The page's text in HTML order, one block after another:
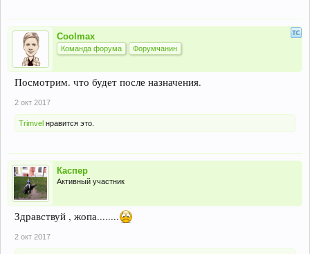
Coolmax
Команда форума Форумчанин
Посмотрим. что будет после назначения.
2 окт 2017
Trimvel нравится это.
Каспер
Активный участник
Здравствуй , жопа........
2 окт 2017